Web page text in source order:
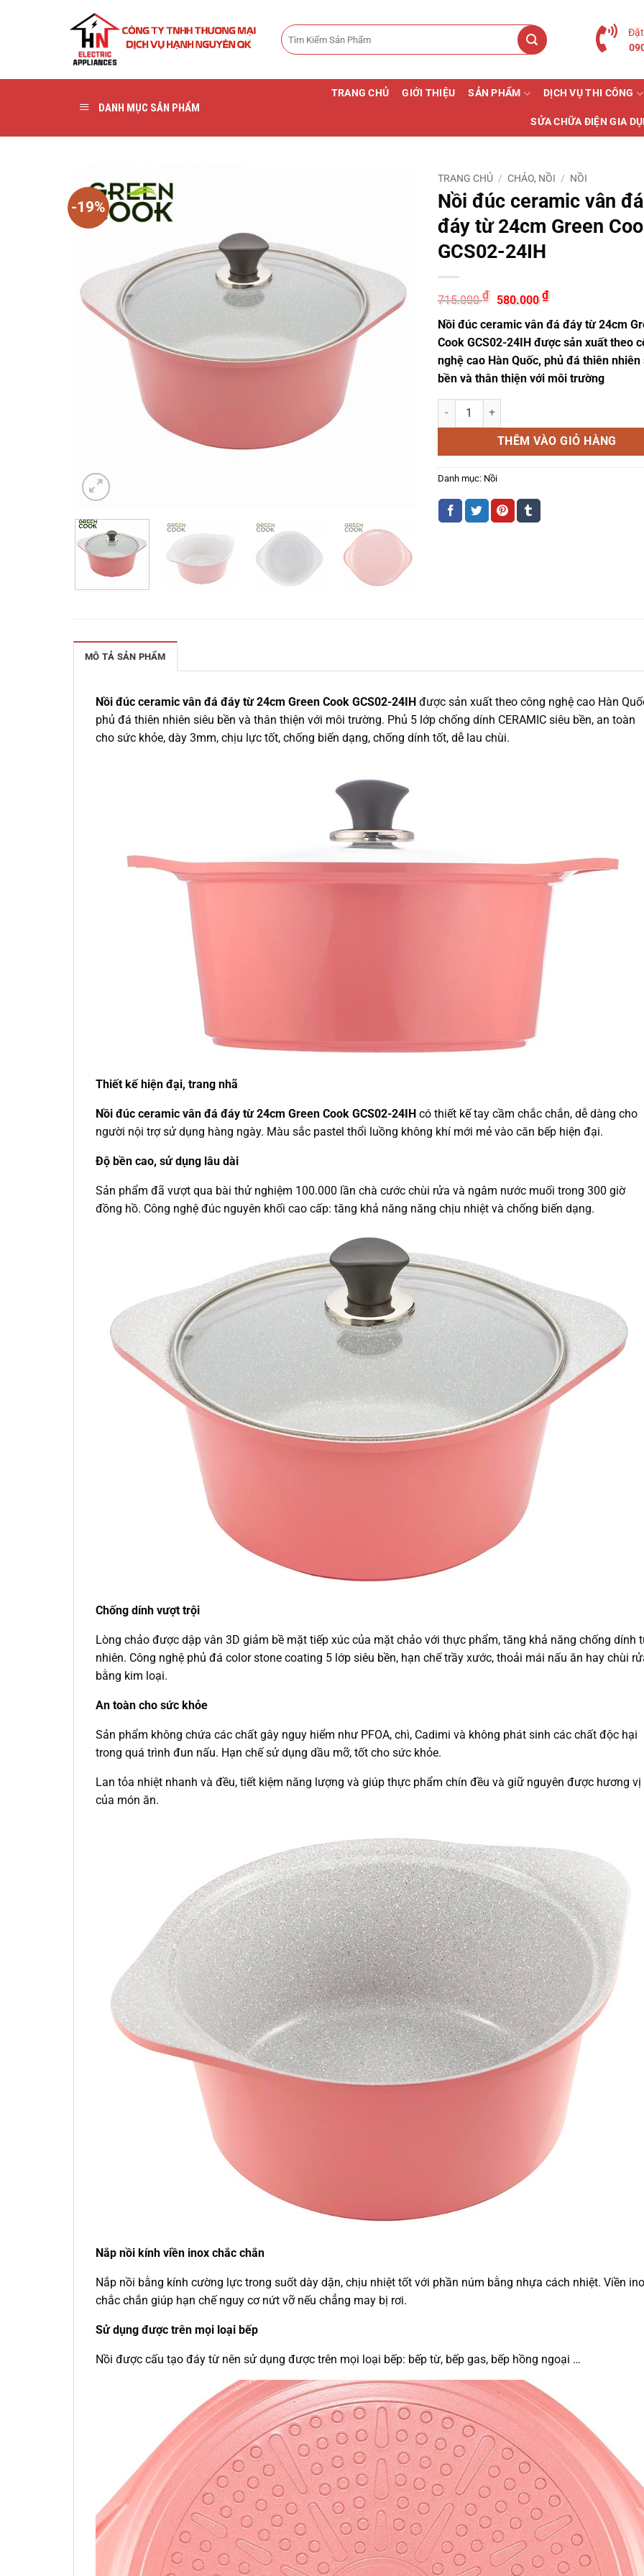
Tìm
kiếm:
DANH MỤC SẢN PHẨM
TRANG CHỦ GIỚI THIỆU SẢN PHẨM DỊCH VỤ THI CÔNG
SỬA CHỮA ĐIỆN GIA
-19%
TRANG CHỦ / CHẢO, NỒI / NỒI
Nồi đúc ceramic vân đá
đáy từ 24cm Green
GCS02-24IH
715.000₫
Giá
gốc
715.000 ₫.
580.000₫Giá
hiện
tại
là:
580.000 ₫.
Nồi đúc ceramic vân đá đáy từ 24cm
Cook GCS02-24IH được sản xuất theo
nghệ cao Hàn Quốc, phủ đá thiên nhiên
bền và thân thiện với môi trường
Nồi đúc ceramic vân đá đáy từ 24cm Green
THÊM VÀO GIỎ HÀNG
Danh mục: Nồi
MÔ TẢ SẢN PHẨM
Nồi đúc ceramic vân đá đáy từ 24cm Green Cook GCS02-24IH được sản xuất theo công nghệ cao Hàn
phủ đá thiên nhiên siêu bền và thân thiện với môi trường. Phủ 5 lớp chống dính CERAMIC siêu bền, an toàn
cho sức khỏe, dày 3mm, chịu lực tốt, chống biến dạng, chống dính tốt, dễ lau chùi.
Thiết kế hiện đại, trang nhã
Nồi đúc ceramic vân đá đáy từ 24cm Green Cook GCS02-24IH có thiết kế tay cầm chắc chắn, dễ dàng cho
người nội trợ sử dụng hàng ngày. Màu sắc pastel thổi luồng không khí mới mẻ vào căn bếp hiện đại.
Độ bền cao, sử dụng lâu dài
Sản phẩm đã vượt qua bài thử nghiệm 100.000 lần chà cước chùi rửa và ngâm nước muối trong 300 giờ
đồng hồ. Công nghệ đúc nguyên khối cao cấp: tăng khả năng năng chịu nhiệt và chống biến dạng.
Chống dính vượt trội
Lòng chảo được dập vân 3D giảm bề mặt tiếp xúc của mặt chảo với thực phẩm, tăng khả năng chống dính
nhiên. Công nghệ phủ đá color stone coating 5 lớp siêu bền, hạn chế trầy xước, thoải mái nấu ăn hay chùi
bằng kim loại.
An toàn cho sức khỏe
Sản phẩm không chứa các chất gây nguy hiểm như PFOA, chì, Cadimi và không phát sinh các chất độc hại
trong quá trình đun nấu. Hạn chế sử dụng dầu mỡ, tốt cho sức khỏe.
Lan tỏa nhiệt nhanh và đều, tiết kiệm năng lượng và giúp thực phẩm chín đều và giữ nguyên được hương vị
của món ăn.
Nắp nồi kính viền inox chắc chắn
Nắp nồi bằng kính cường lực trong suốt dày dặn, chịu nhiệt tốt với phần núm bằng nhựa cách nhiệt. Viền
chắc chắn giúp hạn chế nguy cơ nứt vỡ nếu chẳng may bị rơi.
Sử dụng được trên mọi loại bếp
Nồi được cấu tạo đáy từ nên sử dụng được trên mọi loại bếp: bếp từ, bếp gas, bếp hồng ngoại …